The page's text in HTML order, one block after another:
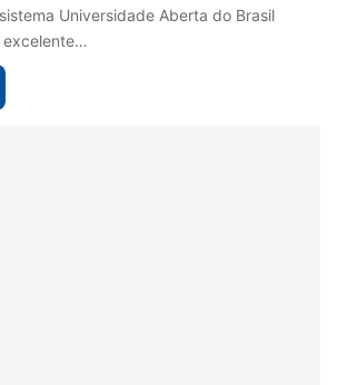
Universidade Aberta do Brasil
excelente…